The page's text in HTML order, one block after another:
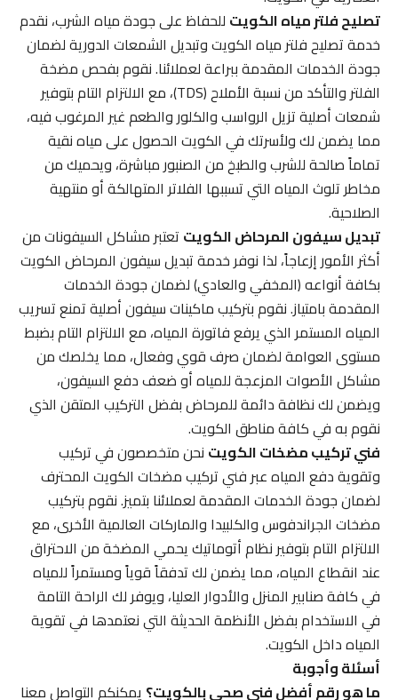
تصليح فلتر مياه الكويتللحفاظ على جودة مياه الشرب، نقدم
خدمة تصليح فلتر مياه الكويت وتبديل الشمعات الدورية لضمان
جودة الخدمات المقدمة ببراعة لعملائنا. نقوم بفحص مضخة
الفلتر والتأكد من نسبة الأملاح (TDS)، مع الالتزام التام بتوفير
شمعات أصلية تزيل الرواسب والكلور والطعم غير المرغوب فيه،
مما يضمن لك ولأسرتك في الكويت الحصول على مياه نقية
تماماً صالحة للشرب والطبخ من الصنبور مباشرة، ويحميك من
مخاطر تلوث المياه التي تسببها الفلاتر المتهالكة أو منتهية
الصلاحية.
تبديل سيفون المرحاض الكويتتعتبر مشاكل السيفونات من
أكثر الأمور إزعاجاً، لذا نوفر خدمة تبديل سيفون المرحاض الكويت
بكافة أنواعه (المخفي والعادي) لضمان جودة الخدمات
المقدمة بامتياز. نقوم بتركيب ماكينات سيفون أصلية تمنع تسريب
المياه المستمر الذي يرفع فاتورة المياه، مع الالتزام التام بضبط
مستوى العوامة لضمان صرف قوي وفعال، مما يخلصك من
مشاكل الأصوات المزعجة للمياه أو ضعف دفع السيفون،
ويضمن لك نظافة دائمة للمرحاض بفضل التركيب المتقن الذي
نقوم به في كافة مناطق الكويت.
فني تركيب مضخات الكويتنحن متخصصون في تركيب
وتقوية دفع المياه عبر فني تركيب مضخات الكويت المحترف
لضمان جودة الخدمات المقدمة لعملائنا بتميز. نقوم بتركيب
مضخات الجراندفوس والكلبيدا والماركات العالمية الأخرى، مع
الالتزام التام بتوفير نظام أتوماتيك يحمي المضخة من الاحتراق
عند انقطاع المياه، مما يضمن لك تدفقاً قوياً ومستمراً للمياه
في كافة صنابير المنزل والأدوار العليا، ويوفر لك الراحة التامة
في الاستخدام بفضل الأنظمة الحديثة التي نعتمدها في تقوية
المياه داخل الكويت.
أسئلة وأجوبة
ما هو رقم أفضل فني صحي بالكويت؟يمكنكم التواصل معنا